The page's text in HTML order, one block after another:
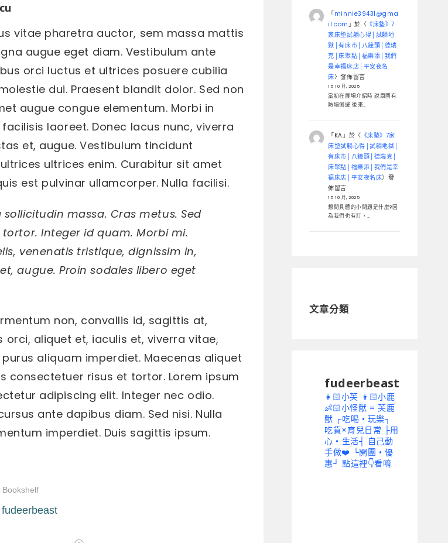
vitae pharetra auctor, sem massa mattis
augue eget diam. Vestibulum ante
orci luctus et ultrices posuere cubilia
dui. Praesent blandit dolor. Sed non
augue congue elementum. Morbi in
laoreet. Donec lacus nunc, viverra
et, augue. Vestibulum tincidunt
ultrices enim. Curabitur sit amet
est pulvinar ullamcorper. Nulla facilisi.
massa. Cras metus. Sed
Integer id quam. Morbi mi.
venenatis tristique, dignissim in,
augue. Proin sodales libero eget
non, convallis id, sagittis at,
orci, aliquet et, iaculis et, viverra vitae,
aliquam imperdiet. Maecenas aliquet
consectetuer risus et tortor. Lorem ipsum
adipiscing elit. Integer nec odio.
ante dapibus diam. Sed nisi. Nulla
imperdiet. Duis sagittis ipsum.
「minnie39431@gma
il.com」於〈 《床墊》7
家床墊試躺心得│試躺地
獄│有床市│八鐘頭│德瑞
克│床聚點│福樂添│我們
是幸福床店│平安夜名
床〉發佈留言
15 10 月, 2025
當初在展場介紹時 說周圍有
防塌側邊 後來…
「KA 」於〈 《床墊》7家
床墊試躺心得│試躺地獄│
有床市│八鐘頭│德瑞克│
床聚點│福樂添│我們是幸
福床店│平安夜名床〉發
佈留言
15 10 月, 2025
想問具體的小問題是什麼?因
為我們也有訂，…
文章分類
fudeerbeast
👧🏻小芙 👦🏻小鹿
👶🏻小怪獸 = 芙鹿
獸 ┌吃喝 • 玩樂┐
吃貨×育兒日常 ├用
心 • 生活┤ 自己動
手做❤️ └開團 • 優
惠┘ 點這裡👇看唷